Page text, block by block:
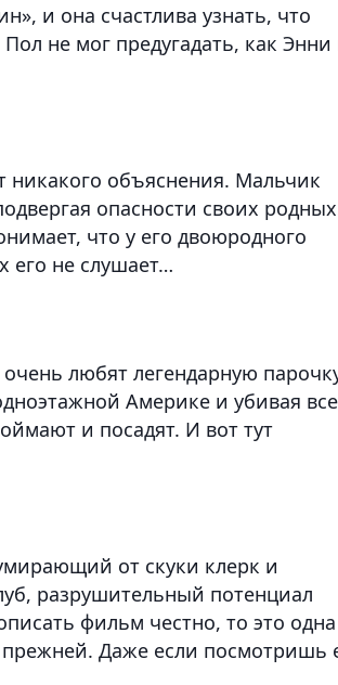
и она счастлива узнать, что
не мог предугадать, как Энни
никакого объяснения. Мальчик
опасности своих
что у его двоюродного
его не слушает…
любят легендарную
Америке и убивая
и посадят. И вот тут
от скуки клерк и
разрушительный потенциал
фильм честно, то это одна
прежней. Даже если посмотришь